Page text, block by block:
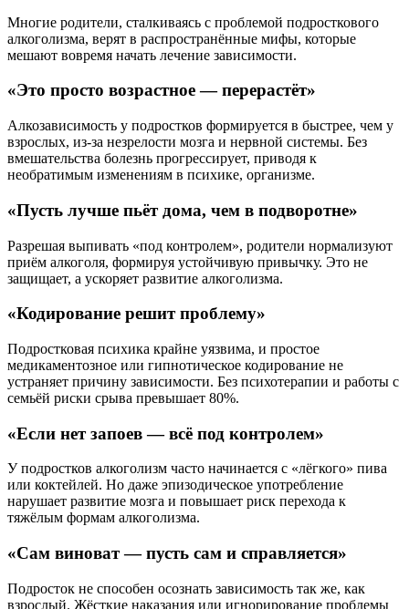
Многие родители, сталкиваясь с проблемой подросткового
алкоголизма, верят в распространённые мифы, которые
мешают вовремя начать лечение зависимости.
«Это просто возрастное — перерастёт»
Алкозависимость у подростков формируется в быстрее, чем у
взрослых, из-за незрелости мозга и нервной системы. Без
вмешательства болезнь прогрессирует, приводя к
необратимым изменениям в психике, организме.
«Пусть лучше пьёт дома, чем в подворотне»
Разрешая выпивать «под контролем», родители нормализуют
приём алкоголя, формируя устойчивую привычку. Это не
защищает, а ускоряет развитие алкоголизма.
«Кодирование решит проблему»
Подростковая психика крайне уязвима, и простое
медикаментозное или гипнотическое кодирование не
устраняет причину зависимости. Без психотерапии и работы с
семьёй риски срыва превышает 80%.
«Если нет запоев — всё под контролем»
У подростков алкоголизм часто начинается с «лёгкого» пива
или коктейлей. Но даже эпизодическое употребление
нарушает развитие мозга и повышает риск перехода к
тяжёлым формам алкоголизма.
«Сам виноват — пусть сам и справляется»
Подросток не способен осознать зависимость так же, как
взрослый. Жёсткие наказания или игнорирование проблемы